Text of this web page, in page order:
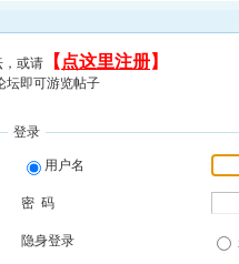
，或请 【 点这里注册】
坛即可游览帖子
登录
用户名
密 码
隐身登录